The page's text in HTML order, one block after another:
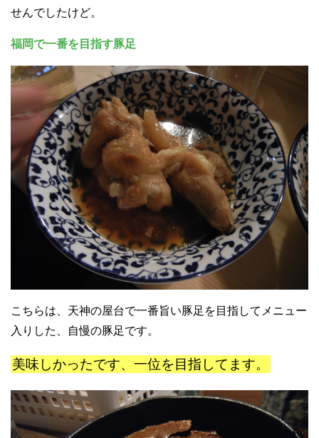
せんでしたけど。
福岡で一番を目指す豚足
こちらは、天神の屋台で一番旨い豚足を目指してメニュー
入りした、自慢の豚足です。
美味しかったです、一位を目指してます。